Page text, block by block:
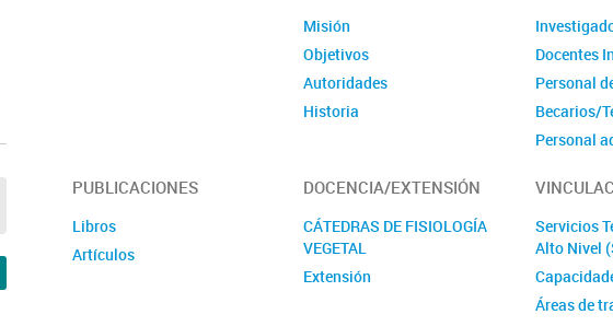
Misión
Objetivos
Autoridades
Historia
Docentes
Personal
Becarios/
Personal
Ex
Violencia
PUBLICACIONES
Libros
Artículos
DOCENCIA/EXTENSIÓN
CÁTEDRAS DE FISIOLOGÍA
VEGETAL
Extensión
Servicios
Alto Nivel
Áreas de